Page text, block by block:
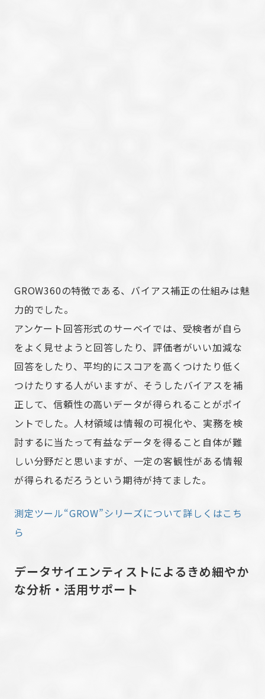
GROW360の特徴である、バイアス補正の仕組みは魅
力的でした。
アンケート回答形式のサーベイでは、受検者が自ら
をよく見せようと回答したり、評価者がいい加減な
回答をしたり、平均的にスコアを高くつけたり低く
つけたりする人がいますが、そうしたバイアスを補
正して、信頼性の高いデータが得られることがポイ
ントでした。人材領域は情報の可視化や、実務を検
討するに当たって有益なデータを得ること自体が難
しい分野だと思いますが、一定の客観性がある情報
が得られるだろうという期待が持てました。
測定ツール“GROW”シリーズについて詳しくはこち
ら
データサイエンティストによるきめ細やか
な分析・活用サポート